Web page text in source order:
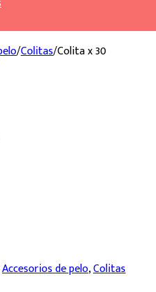
/Colitas/Colita x 30
Accesorios de pelo,Colitas